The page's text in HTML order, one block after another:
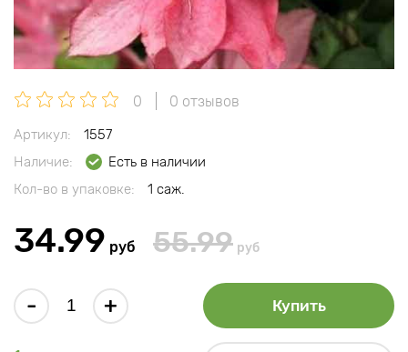
0 0 отзывов
Артикул:
1557
Наличие:
Есть в наличии
Кол-во в упаковке:
1 саж.
34.99 руб 55.99 руб
- + Купить